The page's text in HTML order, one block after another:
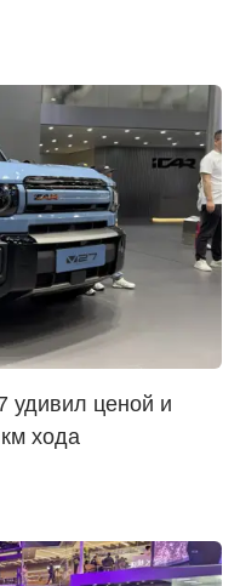
удивил ценой и
хода